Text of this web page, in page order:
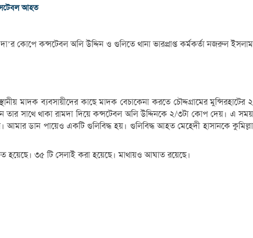
আহত
কোপে কন্সটেবল অলি উদ্দিন ও গুলিতে থানা ভারপ্রাপ্ত কর্মকর্তা নজরুল ইসলাম
মাদক ব্যবসায়ীদের কাছে মাদক বেচাকেনা করতে চৌদ্দগ্রামের মুন্সিরহাটের ২
সাথে থাকা রামদা দিয়ে কন্সটেবল অলি উদ্দিনকে ২/৩টা কোপ দেয়। এ সময়
আমার ডান পায়েও একটি গুলিবিদ্ধ হয়। গুলিবিদ্ধ আহত মেহেদী হাসানকে কুমিল্লা
হয়েছে। ৩৫ টি সেলাই করা হয়েছে। মাথায়ও আঘাত রয়েছে।